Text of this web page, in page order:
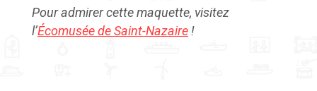
Pour admirer cette maquette, visitez
l’Écomusée de Saint-Nazaire !